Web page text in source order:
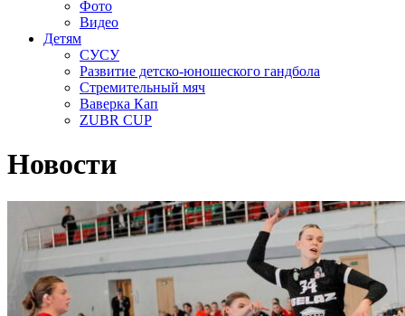
Фото
Видео
Детям
СУСУ
Развитие детско-юношеского гандбола
Стремительный мяч
Ваверка Кап
ZUBR CUP
Новости